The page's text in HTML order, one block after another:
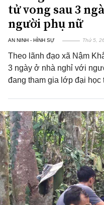
tử vong sau 3
người phụ nữ
AN NINH - HÌNH SỰ Thứ 5,
Theo lãnh đạo xã Nậm
3 ngày ở nhà nghỉ với
đang tham gia lớp đại